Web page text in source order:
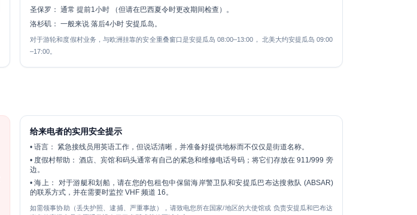
圣保罗： 通常 提前1小时 （但请在巴西夏令时更改期间检查）。
洛杉矶： 一般来说 落后4小时 安提瓜岛。
对于游轮和度假村业务，与欧洲挂靠的安全重叠窗口是安提瓜岛 08:00–13:00， 北美大约安提瓜岛 09:00
–17:00。
给来电者的实用安全提示
• 语言：
紧急接线员用英语工作，但说话清晰，并准备好提供地标而不仅仅是街道名称。
• 度假村帮助： 酒店、宾馆和码头通常有自己的紧急和维修电话号码；将它们存放在 911/999 旁
边。
•海上：
对于游艇和划船，请在您的包租包中保留海岸警卫队和安提瓜巴布达搜救队 (ABSAR)
的联系方式，并在需要时监控 VHF 频道 16。
如需领事协助（丢失护照、逮捕、严重事故），请致电您所在国家/地区的大使馆或 负责安提瓜和巴布达